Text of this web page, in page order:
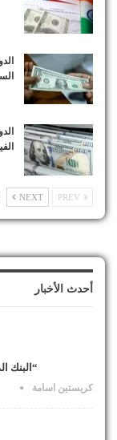
NEXT
أحدث الأخبار
“البنك
كريستين اسامة